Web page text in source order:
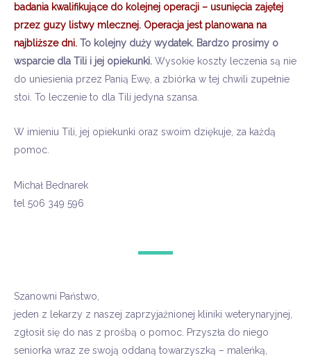
badania kwalifikujące do kolejnej operacji – usunięcia zajętej
przez guzy listwy mlecznej. Operacja jest planowana na
najbliższe dni. To kolejny duży wydatek. Bardzo prosimy o
wsparcie dla Tili i jej opiekunki. Wysokie koszty leczenia są nie
do uniesienia przez Panią Ewę, a zbiórka w tej chwili zupełnie
stoi. To leczenie to dla Tili jedyna szansa.
W imieniu Tili, jej opiekunki oraz swoim dziękuje, za każdą
pomoc.
Michał Bednarek
tel 506 349 596
Szanowni Państwo,
jeden z lekarzy z naszej zaprzyjaźnionej kliniki weterynaryjnej,
zgłosił się do nas z prośbą o pomoc. Przyszła do niego
seniorka wraz ze swoją oddaną towarzyszką – maleńką,